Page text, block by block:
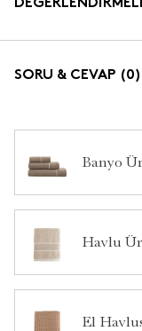
SORU & CEVAP (0)
Bu ürün
Banyo
Havlu
El